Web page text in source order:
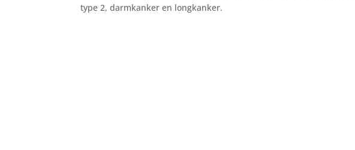
type 2, darmkanker en longkanker.